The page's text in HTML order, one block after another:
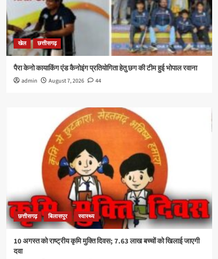
खेल छत्तीसगढ़
पैरा केनो कायाकिंग एंड कैनोइंग प्रतियोगिता हेतु छग की टीम हुई भोपाल रवाना
admin August 7, 2026 44
छत्तीसगढ़ बिलासपुर स्वास्थ्य
10 अगस्त को राष्ट्रीय कृमि मुक्ति दिवस; 7.63 लाख बच्चों को खिलाई जाएगी
दवा